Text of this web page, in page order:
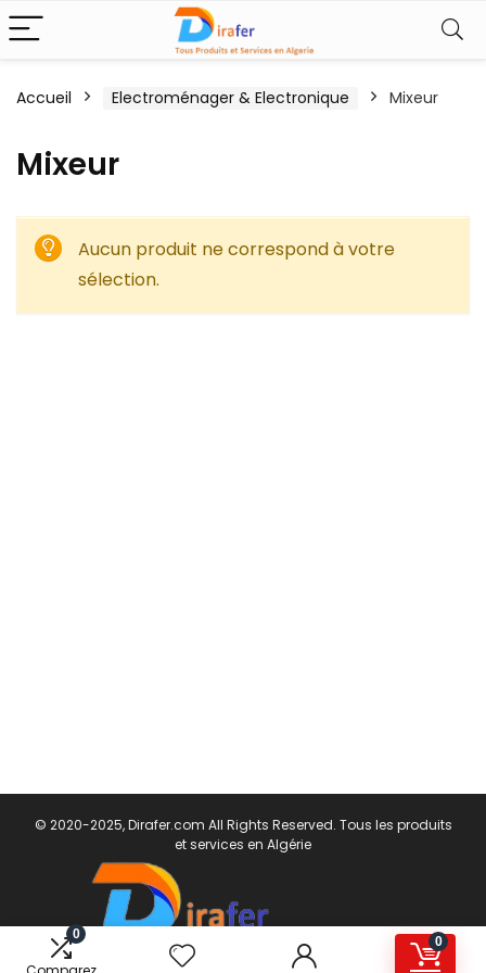
0
0
Accueil Electroménager & Electronique Mixeur
Mixeur
Aucun produit ne correspond à votre
sélection.
© 2020-2025, Dirafer.com All Rights Reserved. Tous les produits
et services en Algérie